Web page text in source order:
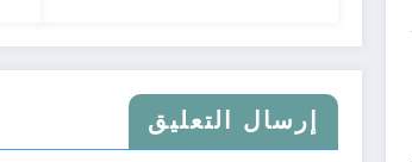
إرسال التعليق